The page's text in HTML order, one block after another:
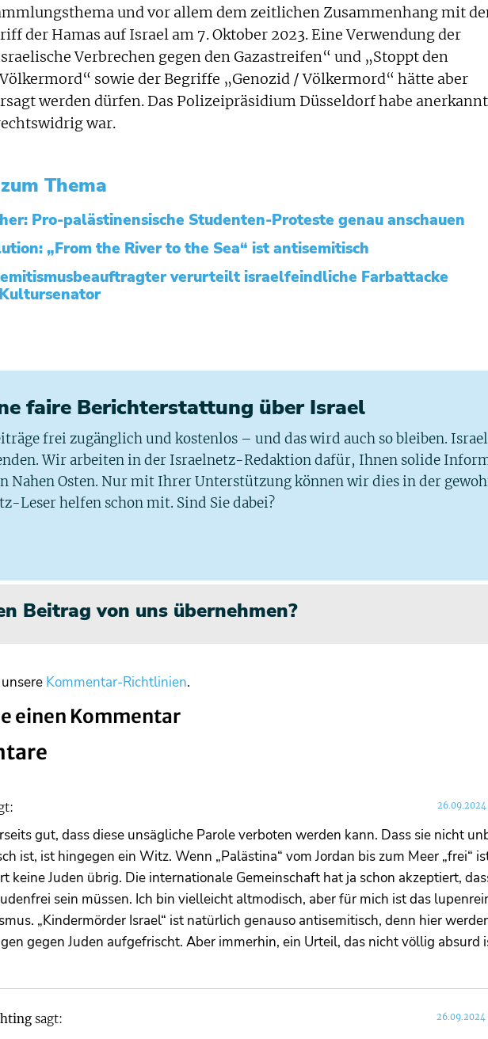
und vor allem dem zeitlichen Zusammenhang mit
der Hamas auf Israel am 7. Oktober 2023. Eine Verwendung der
Verbrechen gegen den Gazastreifen“ und „Stoppt den
sowie der Begriffe „Genozid / Völkermord“ hätte aber
werden dürfen. Das Polizeipräsidium Düsseldorf habe
war.
Thema
Pro-palästinensische Studenten-Proteste genau anschauen
„From the River to the Sea“ ist antisemitisch
verurteilt israelfeindliche Farbattacke
faire Berichterstattung über Israel
frei zugänglich und kostenlos – und das wird auch so bleiben.
Wir arbeiten in der Israelnetz-Redaktion dafür, Ihnen solide
Nahen Osten. Nur mit Ihrer Unterstützung können wir dies in der
Leser helfen schon mit. Sind Sie dabei?
Beitrag von uns übernehmen?
Kommentar-Richtlinien.
einen Kommentar
gut, dass diese unsägliche Parole verboten werden kann. Dass sie nicht
ist, ist hingegen ein Witz. Wenn „Palästina“ vom Jordan bis zum Meer „frei“
keine Juden übrig. Die internationale Gemeinschaft hat ja schon akzeptiert,
sein müssen. Ich bin vielleicht altmodisch, aber für mich ist das
„Kindermörder Israel“ ist natürlich genauso antisemitisch, denn hier
gegen Juden aufgefrischt. Aber immerhin, ein Urteil, das nicht völlig absurd
sagt: 26.09.2024